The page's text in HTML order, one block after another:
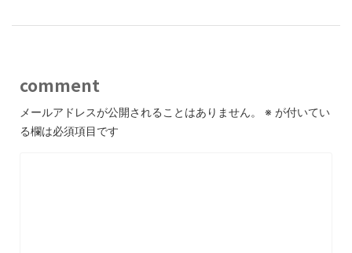
comment
メールアドレスが公開されることはありません。 ※ が付いてい
る欄は必須項目です